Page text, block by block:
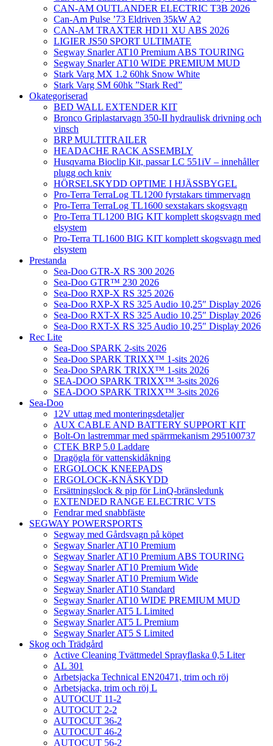
CAN-AM OUTLANDER ELECTRIC T3B 2026
Can-Am Pulse ’73 Eldriven 35kW A2
CAN-AM TRAXTER HD11 XU ABS 2026
LIGIER JS50 SPORT ULTIMATE
Segway Snarler AT10 Premium ABS TOURING
Segway Snarler AT10 WIDE PREMIUM MUD
Stark Varg MX 1.2 60hk Snow White
Stark Varg SM 60hk ”Stark Red”
Okategoriserad
BED WALL EXTENDER KIT
Bronco Griplastarvagn 350-II hydraulisk drivning och
vinsch
BRP MULTITRAILER
HEADACHE RACK ASSEMBLY
Husqvarna Bioclip Kit, passar LC 551iV – innehåller
plugg och kniv
HÖRSELSKYDD OPTIME I HJÄSSBYGEL
Pro-Terra TerraLog TL1200 fyrstakars timmervagn
Pro-Terra TerraLog TL1600 sexstakars skogsvagn
Pro-Terra TL1200 BIG KIT komplett skogsvagn med
elsystem
Pro-Terra TL1600 BIG KIT komplett skogsvagn med
elsystem
Prestanda
Sea-Doo GTR-X RS 300 2026
Sea-Doo GTR™ 230 2026
Sea-Doo RXP-X RS 325 2026
Sea-Doo RXP-X RS 325 Audio 10,25″ Display 2026
Sea-Doo RXT-X RS 325 Audio 10,25″ Display 2026
Sea-Doo RXT-X RS 325 Audio 10,25″ Display 2026
Rec Lite
Sea-Doo SPARK 2-sits 2026
Sea-Doo SPARK TRIXX™ 1-sits 2026
Sea-Doo SPARK TRIXX™ 1-sits 2026
SEA-DOO SPARK TRIXX™ 3-sits 2026
SEA-DOO SPARK TRIXX™ 3-sits 2026
Sea-Doo
12V uttag med monteringsdetaljer
AUX CABLE AND BATTERY SUPPORT KIT
Bolt-On lastremmar med spärrmekanism 295100737
CTEK BRP 5.0 Laddare
Dragögla för vattenskidåkning
ERGOLOCK KNEEPADS
ERGOLOCK-KNÄSKYDD
Ersättningslock & pip för LinQ-bränsledunk
EXTENDED RANGE ELECTRIC VTS
Fendrar med snabbfäste
SEGWAY POWERSPORTS
Segway med Gårdsvagn på köpet
Segway Snarler AT10 Premium
Segway Snarler AT10 Premium ABS TOURING
Segway Snarler AT10 Premium Wide
Segway Snarler AT10 Premium Wide
Segway Snarler AT10 Standard
Segway Snarler AT10 WIDE PREMIUM MUD
Segway Snarler AT5 L Limited
Segway Snarler AT5 L Premium
Segway Snarler AT5 S Limited
Skog och Trädgård
Active Cleaning Tvättmedel Sprayflaska 0,5 Liter
AL 301
Arbetsjacka Technical EN20471, trim och röj
Arbetsjacka, trim och röj L
AUTOCUT 11-2
AUTOCUT 2-2
AUTOCUT 36-2
AUTOCUT 46-2
AUTOCUT 56-2